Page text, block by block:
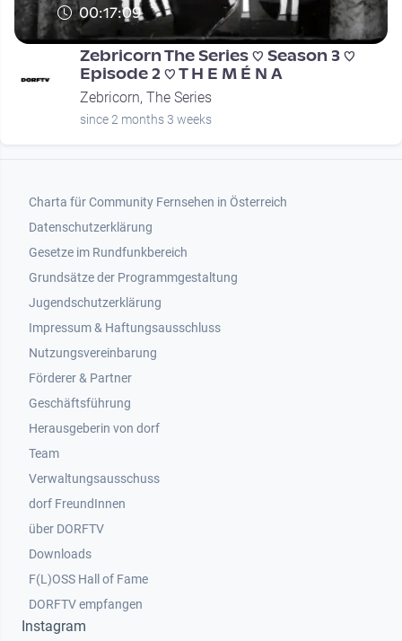
00:17:09
Zebricorn The Series ♡ Season 3 ♡
Episode 2 ♡ T H E M É N A
Zebricorn, The Series
since 2 months 3 weeks
Footer 1
Charta für Community Fernsehen in Österreich
Datenschutzerklärung
Gesetze im Rundfunkbereich
Grundsätze der Programmgestaltung
Jugendschutzerklärung
Impressum & Haftungsausschluss
Nutzungsvereinbarung
Footer 2
Förderer & Partner
Geschäftsführung
Herausgeberin von dorf
Team
Verwaltungsausschuss
dorf FreundInnen
Footer 3
über DORFTV
Downloads
F(L)OSS Hall of Fame
Footer 4
DORFTV empfangen
Instagram